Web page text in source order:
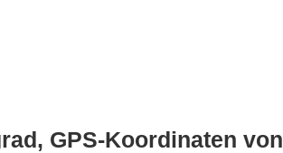
GPS-Koordinaten von